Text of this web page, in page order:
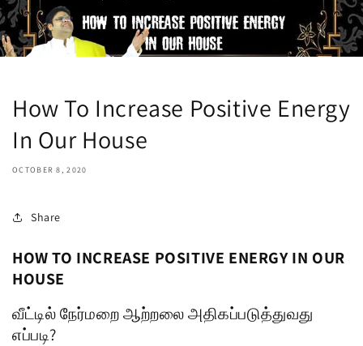
How To Increase Positive Energy
In Our House
OCTOBER 8, 2020
Share
HOW TO INCREASE POSITIVE ENERGY IN OUR
HOUSE
வீட்டில் நேர்மறை ஆற்றலை அதிகப்படுத்துவது
எப்படி?